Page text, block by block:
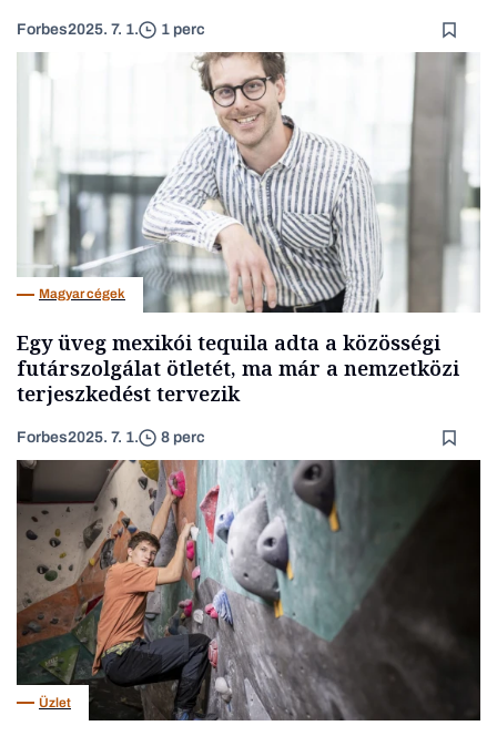
Forbes2025. 7. 1. 1 perc
Magyar cégek
Egy üveg mexikói tequila adta a közösségi
futárszolgálat ötletét, ma már a nemzetközi
terjeszkedést tervezik
Forbes2025. 7. 1. 8 perc
Üzlet